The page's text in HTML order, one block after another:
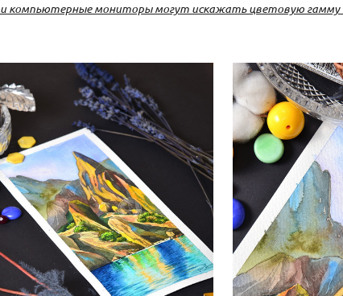
компьютерные мониторы могут искажать цветовую гамму